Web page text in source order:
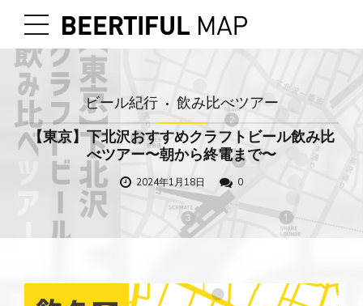
ビール紀行 飲み比べツアー
【東京】下北沢おすすめクラフトビール飲み比
べツアー〜朝から終電まで〜
2024年1月18日 0